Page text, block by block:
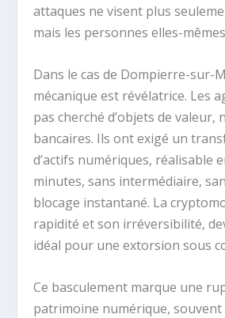
attaques ne visent plus
mais les personnes elles-
Dans le cas de Dompierre-sur-
mécanique est révélatrice. Les
pas cherché d’objets de valeur,
bancaires. Ils ont exigé un
d’actifs numériques, réalisable
minutes, sans intermédiaire,
blocage instantané. La
rapidité et son irréversibilité,
idéal pour une extorsion sous
Ce basculement marque une
patrimoine numérique, souvent